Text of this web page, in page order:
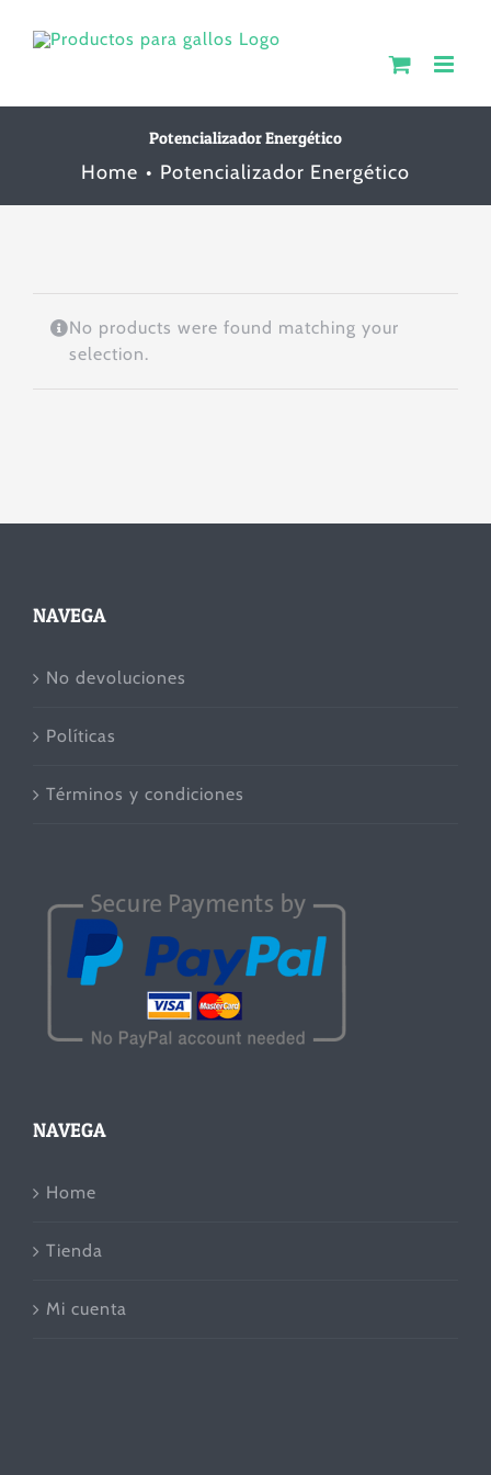
Potencializador Energético
Home Potencializador Energético
No products were found matching your
selection.
NAVEGA
No devoluciones
Políticas
Términos y condiciones
NAVEGA
Home
Tienda
Mi cuenta